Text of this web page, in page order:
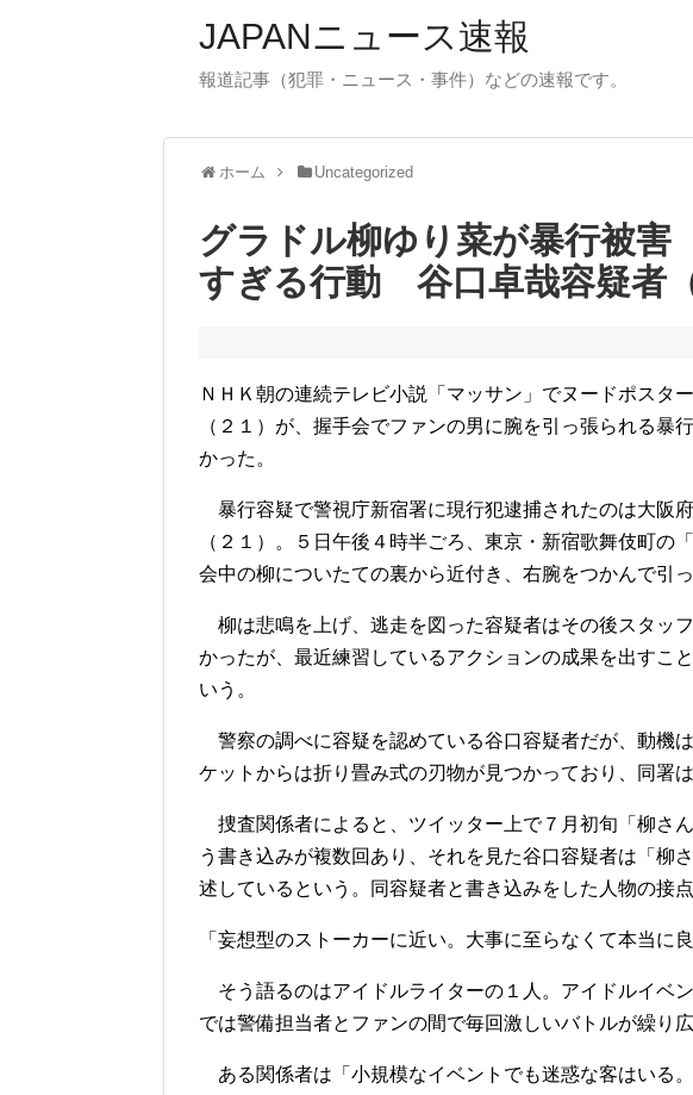
JAPANニュース速報
報道記事（犯罪・ニュース・事件）などの速報です。
ホーム Uncategorized
グラドル柳ゆり菜が暴行被
すぎる行動 谷口卓哉容疑者（
ＮＨＫ朝の連続テレビ小説「マッサン」でヌードポスタ
（２１）が、握手会でファンの男に腕を引っ張られる暴
かった。
暴行容疑で警視庁新宿署に現行犯逮捕されたのは大阪
（２１）。５日午後４時半ごろ、東京・新宿歌舞伎町の
会中の柳についたての裏から近付き、右腕をつかんで引
柳は悲鳴を上げ、逃走を図った容疑者はその後スタッ
かったが、最近練習しているアクションの成果を出すこ
いう。
警察の調べに容疑を認めている谷口容疑者だが、動機
ケットからは折り畳み式の刃物が見つかっており、同署
捜査関係者によると、ツイッター上で７月初旬「柳さ
う書き込みが複数回あり、それを見た谷口容疑者は「柳
述しているという。同容疑者と書き込みをした人物の接
「妄想型のストーカーに近い。大事に至らなくて本当に良
そう語るのはアイドルライターの１人。アイドルイベ
では警備担当者とファンの間で毎回激しいバトルが繰り広
ある関係者は「小規模なイベントでも迷惑な客はいる